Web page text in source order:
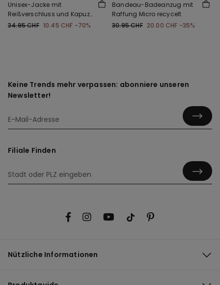
Unisex-Jacke mit
Reißverschluss und Kapuze
aus Funktionsgewebe für
34.95 CHF 10.45 CHF -70%
Bandeau-Badeanzug mit
Raffung Micro recycelt
30.95 CHF 20.00 CHF -35%
Keine Trends mehr verpassen: abonniere unseren
Newsletter!
Filiale Finden
Nützliche Informationen